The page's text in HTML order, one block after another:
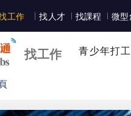
灣就業通
工作 台灣就業通
找人才 找課程 微
找工作 青少年打工